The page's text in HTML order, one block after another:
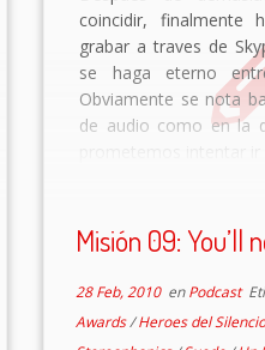
coincidir, finalmente
grabar a traves de
se haga eterno
Obviamente se nota
de audio como en la
Misión 09: You’ll
28 Feb, 2010enPodcast
Awards/Heroes del